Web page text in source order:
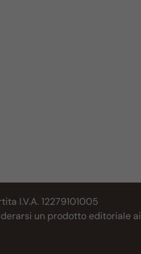
I.V.A. 12279101005
un prodotto editoriale ai